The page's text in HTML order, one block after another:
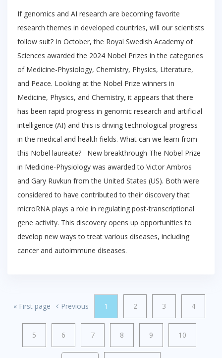
If genomics and AI research are becoming favorite
research themes in developed countries, will our scientists
follow suit? In October, the Royal Swedish Academy of
Sciences awarded the 2024 Nobel Prizes in the categories
of Medicine-Physiology, Chemistry, Physics, Literature,
and Peace. Looking at the Nobel Prize winners in
Medicine, Physics, and Chemistry, it appears that there
has been rapid progress in genomic research and artificial
intelligence (AI) and this is driving technological progress
in the medical and health fields. What can we learn from
this Nobel laureate? New breakthrough The Nobel Prize
in Medicine-Physiology was awarded to Victor Ambros
and Gary Ruvkun from the United States (US). Both were
considered to have contributed to their discovery that
microRNA plays a role in regulating post-transcriptional
gene activity. This discovery opens up opportunities to
develop new ways to treat various diseases, including
cancer and autoimmune diseases.
«First page Previous 1 2 3 4
5 6 7 8 9 10